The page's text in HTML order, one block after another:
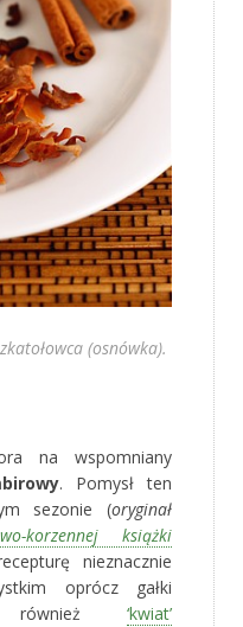
(osnówka).
na wspomniany
. Pomysł ten
sezonie (oryginał
korzennej książki
nieznacznie
oprócz gałki
również ‘kwiat’